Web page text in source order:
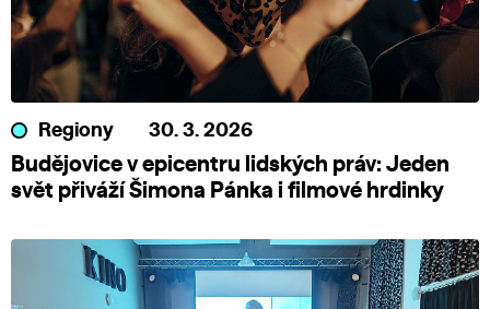
Regiony 30. 3. 2026
Budějovice v epicentru lidských práv: Jeden
svět přiváží Šimona Pánka i filmové hrdinky